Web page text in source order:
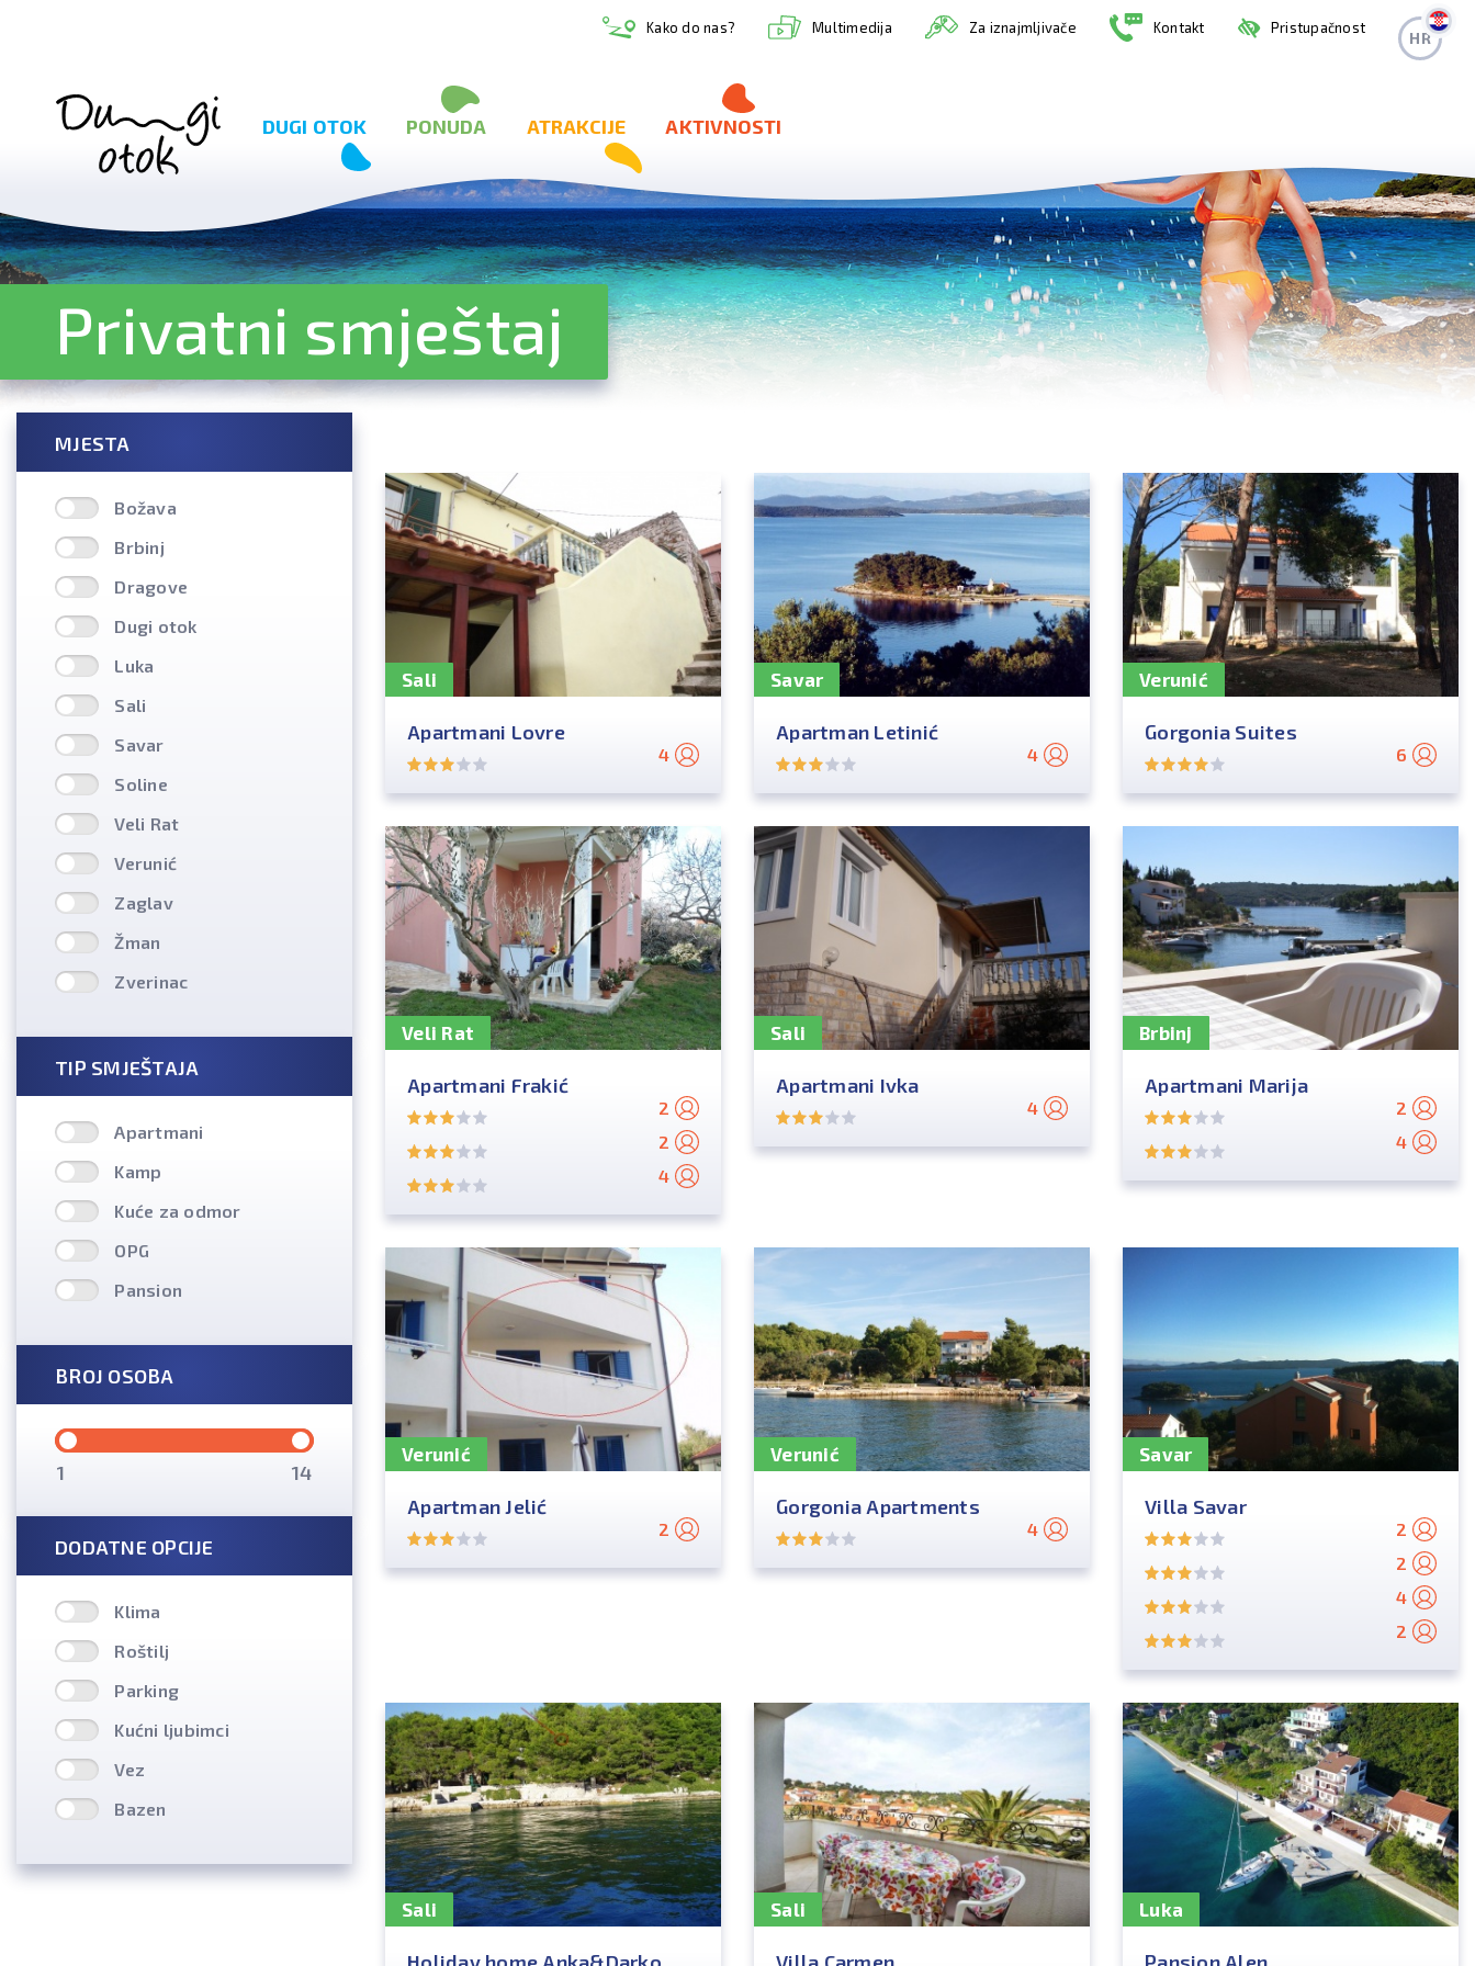
Kako do nas? Multimedija Za iznajmljivače Kontakt Pristupačnost
HR
DUGI OTOK PONUDA ATRAKCIJE AKTIVNOSTI
Privatni smještaj
MJESTA
Božava
Brbinj
Dragove
Dugi otok
Luka
Sali
Savar
Soline
Veli Rat
Verunić
Zaglav
Žman
Zverinac
TIP SMJEŠTAJA
Apartmani
Kamp
Kuće za odmor
OPG
Pansion
BROJ OSOBA
DODATNE OPCIJE
Klima
Roštilj
Parking
Kućni ljubimci
Vez
Bazen
Sali
Apartmani Lovre
4
Savar
Apartman Letinić
4
Verunić
Gorgonia Suites
6
Veli Rat
Apartmani Frakić
2
2
4
Sali
Apartmani Ivka
4
Brbinj
Apartmani Marija
2
4
Verunić
Apartman Jelić
2
Verunić
Gorgonia Apartments
4
Savar
Villa Savar
2
2
4
2
Sali Sali Luka